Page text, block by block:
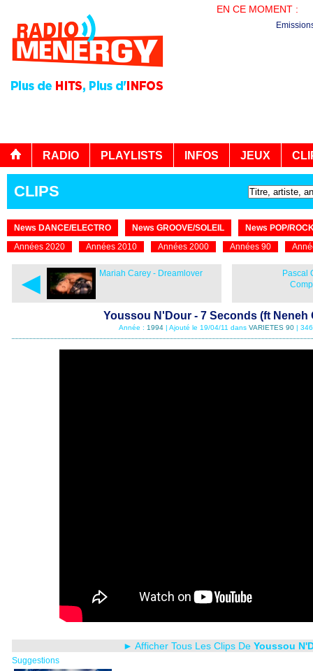
EN CE MOMENT :
RADIO PLAYLISTS INFOS JEUX
CLIPS
News DANCE/ELECTRO News GROOVE/SOLEIL
News POP/
Années 2020
Années 2010 Années 2000 Années 90
◄ Mariah Carey - Dreamlover
Pascal
Youssou N'Dour - 7 Seconds (ft Neneh
Année : 1994 | Ajouté le 19/04/11 dans VARIETES 90 |
► Afficher Tous Les Clips De Youssou
Suggestions